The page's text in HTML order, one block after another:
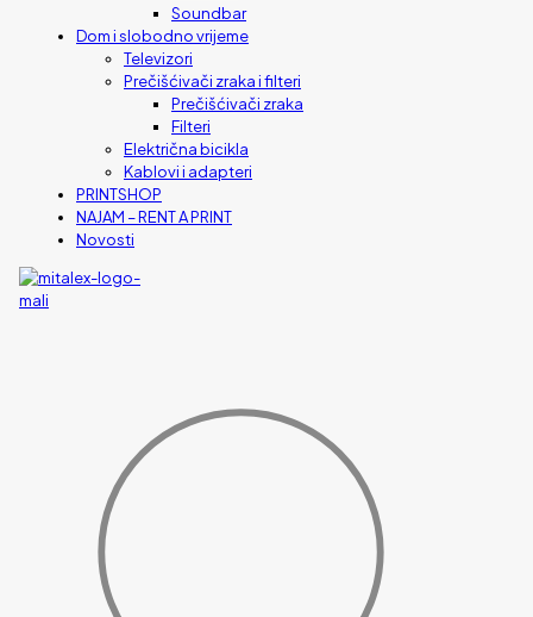
Soundbar
Dom i slobodno vrijeme
Televizori
Prečišćivači zraka i filteri
Prečišćivači zraka
Filteri
Električna bicikla
Kablovi i adapteri
PRINTSHOP
NAJAM – RENT A PRINT
Novosti